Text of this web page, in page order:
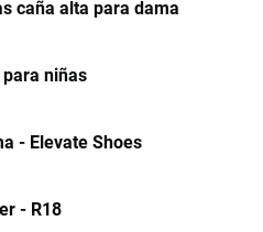
caña alta para dama
niñas
- Elevate Shoes
- R18